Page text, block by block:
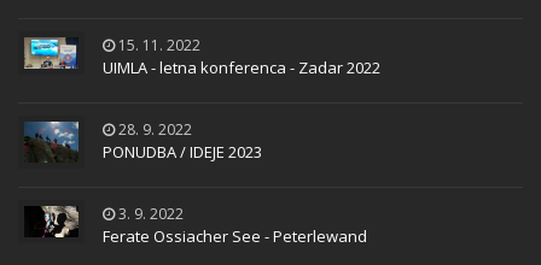
15. 11. 2022
UIMLA - letna konferenca - Zadar 2022
28. 9. 2022
PONUDBA / IDEJE 2023
3. 9. 2022
Ferate Ossiacher See - Peterlewand